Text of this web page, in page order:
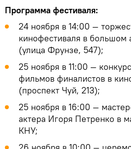
Программа фестиваля:
24 ноября в 14:00 —
кинофестиваля в большом
(улица Фрунзе, 547);
25 ноября в 11:00 —
фильмов финалистов в
(проспект Чуй, 213);
25 ноября в 16:00 —
актера Игоря Петренко в
КНУ;